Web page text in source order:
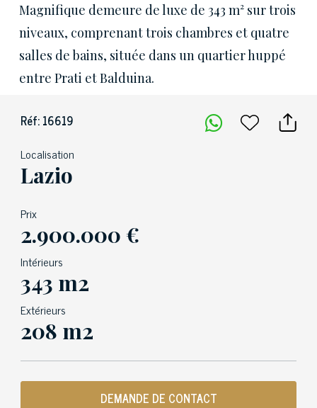
Magnifique demeure de luxe de 343 m² sur trois
niveaux, comprenant trois chambres et quatre
salles de bains, située dans un quartier huppé
entre Prati et Balduina.
Réf: 16619
Localisation
Lazio
Prix
2.900.000 €
Intérieurs
343 m2
Extérieurs
208 m2
DEMANDE DE CONTACT